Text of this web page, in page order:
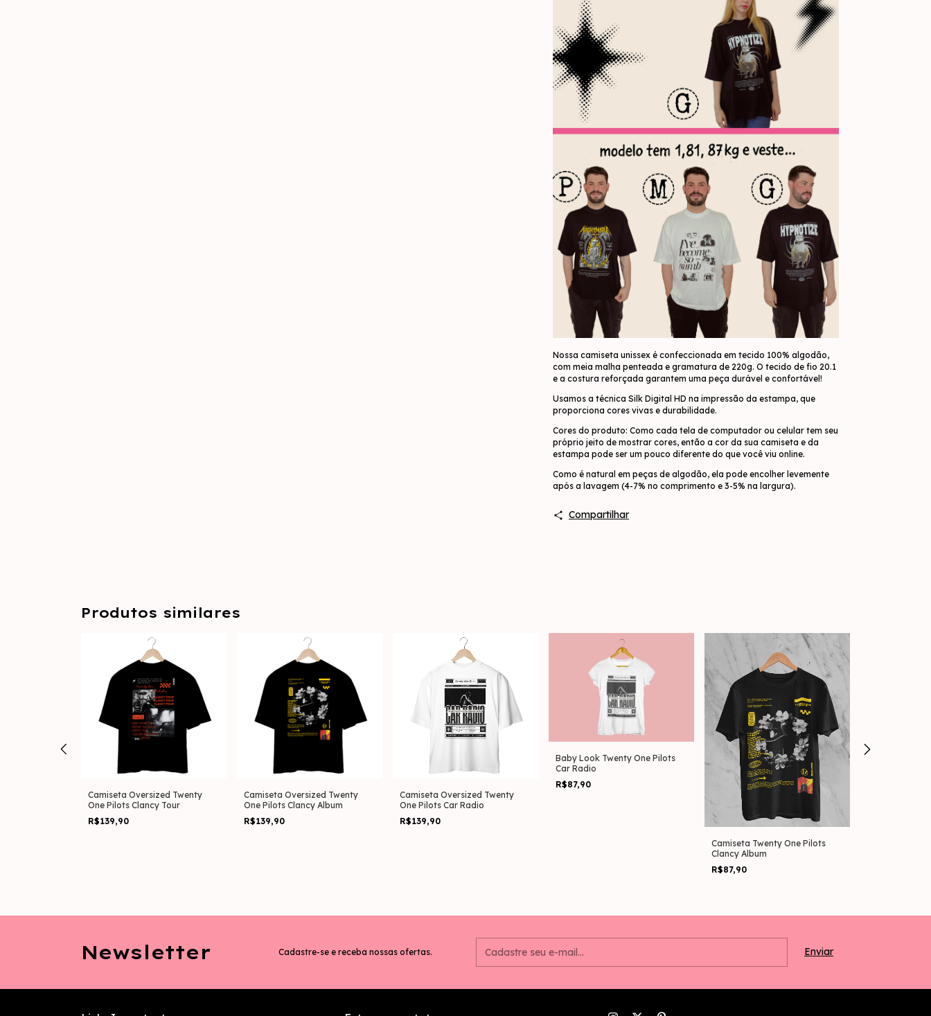
Nossa camiseta unissex é confeccionada em tecido 100% algodão,
com meia malha penteada e gramatura de 220g. O tecido de fio 20.1
e a costura reforçada garantem uma peça durável e confortável!
Usamos a técnica Silk Digital HD na impressão da estampa, que
proporciona cores vivas e durabilidade.
Cores do produto: Como cada tela de computador ou celular tem seu
próprio jeito de mostrar cores, então a cor da sua camiseta e da
estampa pode ser um pouco diferente do que você viu online.
Como é natural em peças de algodão, ela pode encolher levemente
após a lavagem (4-7% no comprimento e 3-5% na largura).
Compartilhar
Produtos similares
Camiseta Oversized Twenty
One Pilots Clancy Tour
R$139,90
Camiseta Oversized Twenty
One Pilots Clancy Album
R$139,90
Camiseta Oversized Twenty
One Pilots Car Radio
R$139,90
Baby Look Twenty One Pilots
Car Radio
R$87,90
Camiseta Twenty One Pilots
Clancy Album
R$87,90
Newsletter Cadastre-se e receba nossas ofertas.